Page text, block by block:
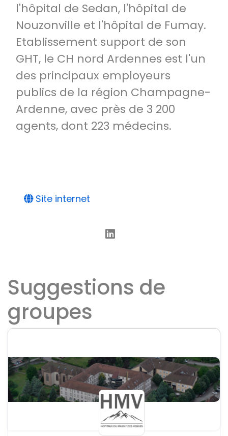
l'hôpital de Sedan, l'hôpital de
Nouzonville et l'hôpital de Fumay.
Etablissement support de son
GHT, le CH nord Ardennes est l'un
des principaux employeurs
publics de la région Champagne-
Ardenne, avec près de 3 200
agents, dont 223 médecins.
Site internet
Suggestions de
groupes